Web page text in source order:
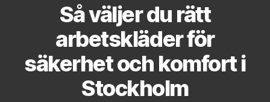
Så väljer du rätt
arbetskläder för
säkerhet och komfort i
Stockholm